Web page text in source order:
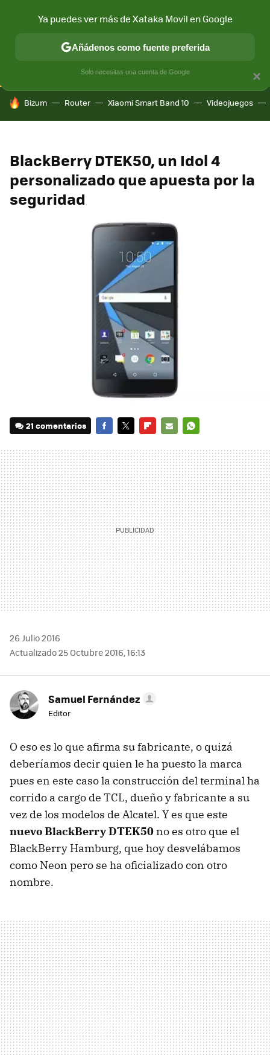
CONECTIVIDAD MÓVIL Y SOCIEDAD APLICACIONES
HOY SE HABLA DE
Bizum Router Xiaomi Smart Band 10 Videojuegos
BlackBerry DTEK50, un Idol 4
personalizado que apuesta por la
seguridad
21 comentarios
MAIL
26 Julio 2016
Actualizado 25 Octubre 2016, 16:13
Samuel Fernández
Editor
O eso es lo que afirma su fabricante, o quizá
deberíamos decir quien le ha puesto la marca
pues en este caso la construcción del terminal ha
corrido a cargo de TCL, dueño y fabricante a su
vez de los modelos de Alcatel. Y es que este
nuevo BlackBerry DTEK50 no es otro que el
BlackBerry Hamburg, que hoy desvelábamos
como Neon pero se ha oficializado con otro
nombre.
×
Ya puedes ver más de Xataka Movil en Google
Añádenos como fuente preferida
Solo necesitas una cuenta de Google